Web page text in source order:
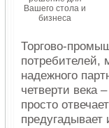
Торгово-
потребителей,
надежного
четверти века
просто